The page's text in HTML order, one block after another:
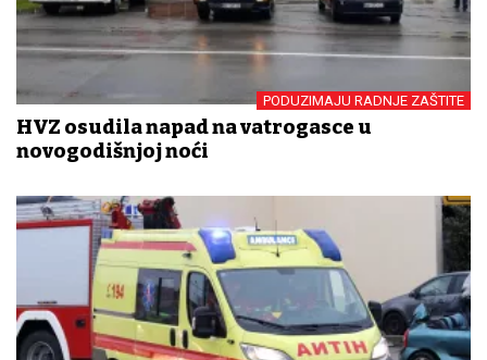
PODUZIMAJU RADNJE ZAŠTITE
HVZ osudila napad na vatrogasce u
novogodišnjoj noći